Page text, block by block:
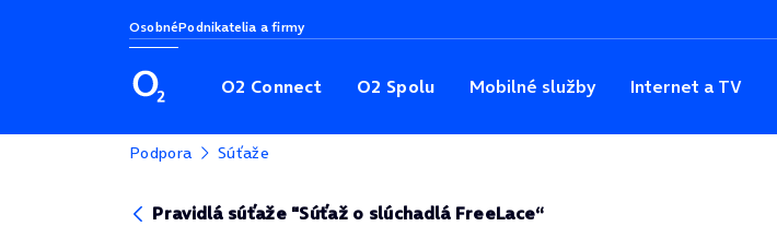
OsobnéPodnikatelia a firmy
O2 Connect O2 Spolu Mobilné služby Internet a TV
Podpora Súťaže
Pravidlá súťaže "Súťaž o slúchadlá FreeLace“